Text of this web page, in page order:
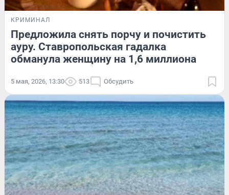
КРИМИНАЛ
Предложила снять порчу и почистить
ауру. Ставропольская гадалка
обманула женщину на 1,6 миллиона
5 мая, 2026, 13:30 513 Обсудить